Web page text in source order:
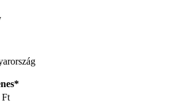
Ft